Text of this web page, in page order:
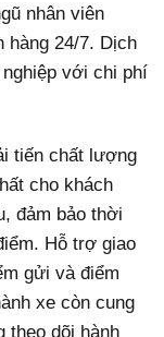
nhân viên
hàng 24/7. Dịch
với chi phí
tiến chất lượng
cho khách
đảm bảo thời
Hỗ trợ giao
gửi và điểm
xe còn cung
theo dõi hành